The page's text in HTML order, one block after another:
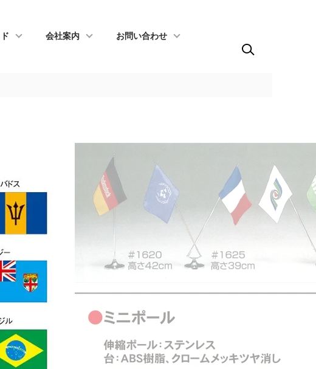
会社案内 お問い合わせ